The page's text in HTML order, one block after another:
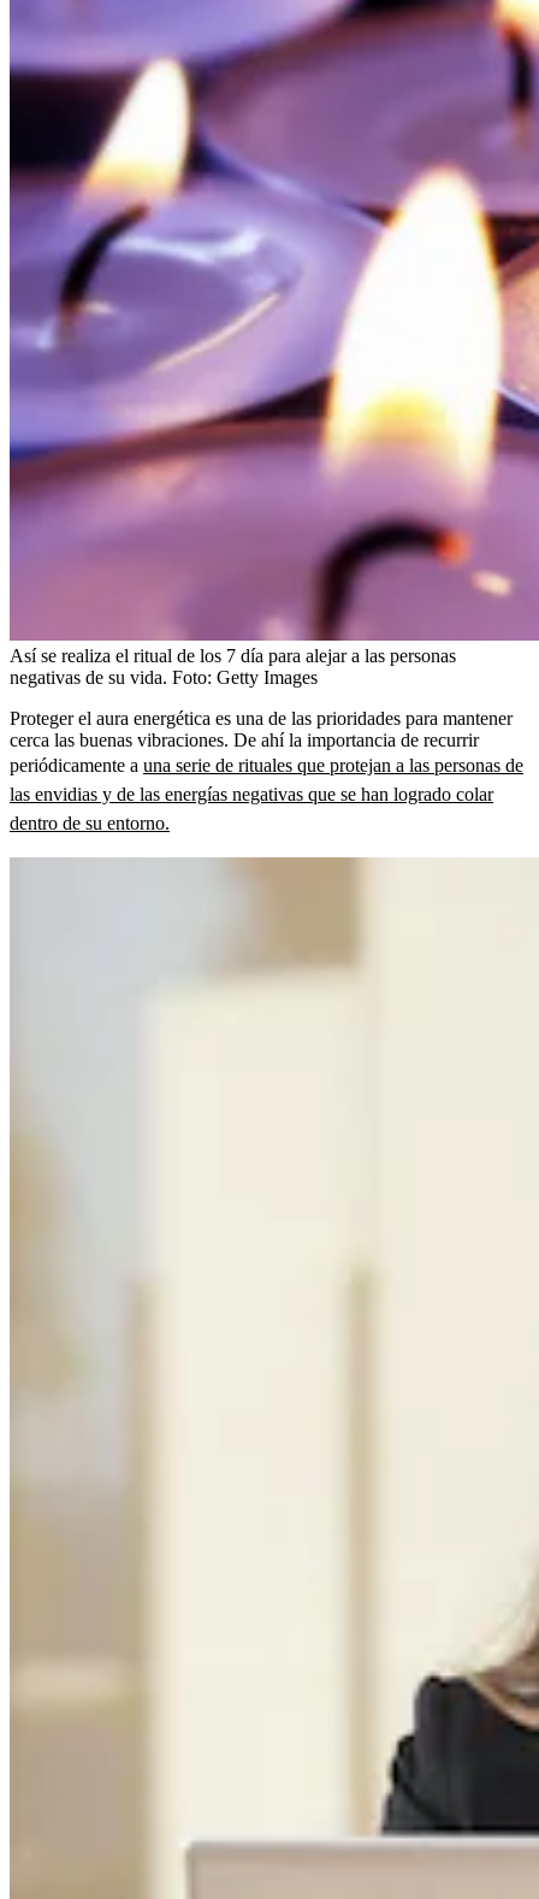
Así se realiza el ritual de los 7 día para alejar a las personas
negativas de su vida. Foto: Getty Images
Proteger el aura energética es una de las prioridades para mantener
cerca las buenas vibraciones. De ahí la importancia de recurrir
periódicamente a una serie de rituales que protejan a las personas de
las envidias y de las energías negativas que se han logrado colar
dentro de su entorno.